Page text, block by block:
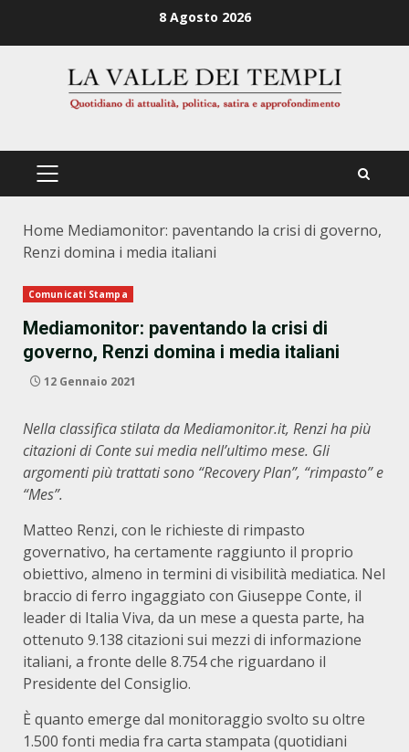
8 Agosto 2026
PRIMÄRES
Home Mediamonitor: paventando la crisi di governo,
Renzi domina i media italiani
Comunicati Stampa
Mediamonitor: paventando la crisi di
governo, Renzi domina i media italiani
12 Gennaio 2021
Nella classifica stilata da Mediamonitor.it, Renzi ha più
citazioni di Conte sui media nell’ultimo mese. Gli
argomenti più trattati sono “Recovery Plan”, “rimpasto” e
“Mes”.
Matteo Renzi, con le richieste di rimpasto
governativo, ha certamente raggiunto il proprio
obiettivo, almeno in termini di visibilità mediatica. Nel
braccio di ferro ingaggiato con Giuseppe Conte, il
leader di Italia Viva, da un mese a questa parte, ha
ottenuto 9.138 citazioni sui mezzi di informazione
italiani, a fronte delle 8.754 che riguardano il
Presidente del Consiglio.
È quanto emerge dal monitoraggio svolto su oltre
1.500 fonti media fra carta stampata (quotidiani